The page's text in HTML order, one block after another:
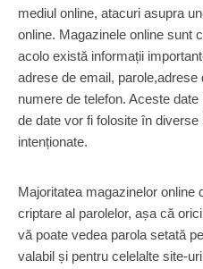
mediul online, atacuri asupra
online. Magazinele online sunt
acolo există informații
adrese de email,
numere de telefon. Aceste
de date vor fi folosite în
intenționate.
Majoritatea magazinelor online
criptare al parolelor, așa că
vă poate vedea parola setată
valabil și pentru celelalte site-